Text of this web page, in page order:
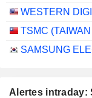
Alertes intraday: